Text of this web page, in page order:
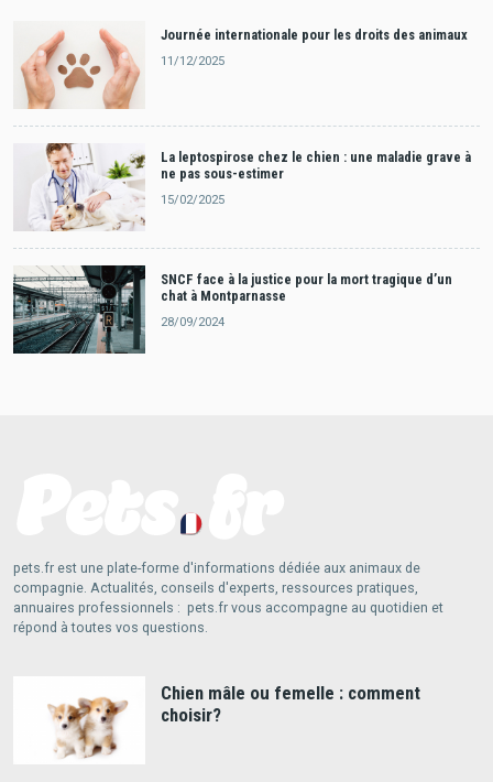
Journée internationale pour les droits des animaux
11/12/2025
La leptospirose chez le chien : une maladie grave à
ne pas sous-estimer
15/02/2025
SNCF face à la justice pour la mort tragique d’un
chat à Montparnasse
28/09/2024
pets.fr est une plate-forme d'informations dédiée aux animaux de
compagnie. Actualités, conseils d'experts, ressources pratiques,
annuaires professionnels : pets.fr vous accompagne au quotidien et
répond à toutes vos questions.
Chien mâle ou femelle : comment
choisir?